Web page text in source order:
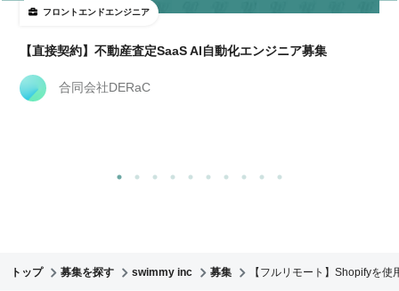
フロントエンドエンジニア
【直接契約】不動産査定SaaS AI自動化エンジニア募集
合同会社DERaC
トップ 募集を探す swimmy inc 募集 【フルリモート】Shopifyを